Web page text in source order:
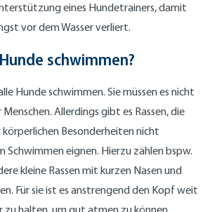
eines Hundetrainers, damit
vor dem Wasser verliert.
schwimmen?
Hunde schwimmen. Sie müssen es nicht
Allerdings gibt es Rassen, die
Besonderheiten nicht
Schwimmen eignen. Hierzu zählen bspw.
kleine Rassen mit kurzen Nasen und
Für sie ist es anstrengend den Kopf weit
zu halten, um gut atmen zu können.